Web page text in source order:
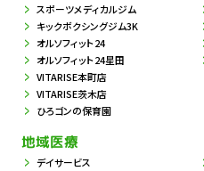
スポーツメディカルジム
キックボクシングジム3K
オルソフィット24
オルソフィット24星田
VITARISE本町店
VITARISE茨木店
ひろゴンの保育園
地域医療
デイサービス